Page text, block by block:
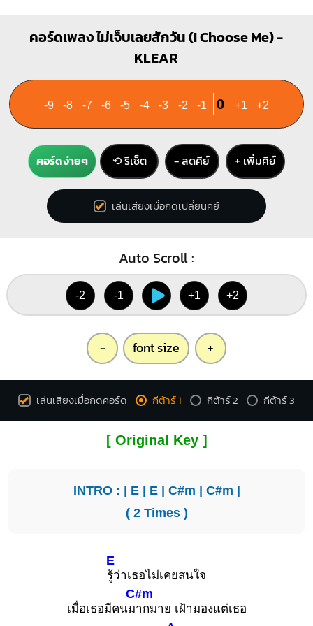
คอร์ดเพลง ไม่เจ็บเลยสักวัน (I Choose Me) -
KLEAR
-9 -8 -7 -6 -5 -4 -3 -2 -1 0 +1 +2
คอร์ดง่ายๆ ⟲ รีเซ็ต − ลดคีย์ + เพิ่มคีย์
เล่นเสียงเมื่อกดเปลี่ยนคีย์
Auto Scroll :
-2 -1 +1 +2
- font size +
เล่นเสียงเมื่อกดคอร์ด กีต้าร์ 1 กีต้าร์ 2 กีต้าร์ 3
[ Original Key ]
INTRO : | E| E| C#m | C#m |
( 2 Times )
E
รู้ว่าเธอไม่เคยสนใจ
เมื่อเธอมีคนม
C#m
ากมาย เฝ้ามองแต่เธอ